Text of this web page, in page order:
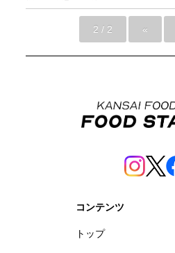
2 / 2 «
コンテンツ
トップ